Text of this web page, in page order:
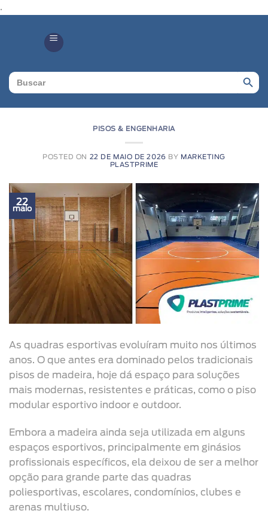
.
Search
for:
Search
PISOS & ENGENHARIA
POSTED ON 22 DE MAIO DE 2026 BY MARKETING
PLASTPRIME
22
maio
As quadras esportivas evoluíram muito nos últimos
anos. O que antes era dominado pelos tradicionais
pisos de madeira, hoje dá espaço para soluções
mais modernas, resistentes e práticas, como o piso
modular esportivo indoor e outdoor.
Embora a madeira ainda seja utilizada em alguns
espaços esportivos, principalmente em ginásios
profissionais específicos, ela deixou de ser a melhor
opção para grande parte das quadras
poliesportivas, escolares, condomínios, clubes e
arenas multiuso.